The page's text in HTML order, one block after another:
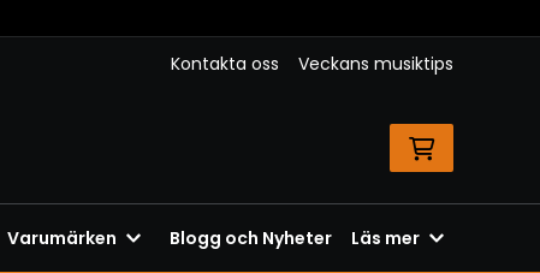
Kontakta oss Veckans musiktips
Varumärken Blogg och Nyheter Läs mer